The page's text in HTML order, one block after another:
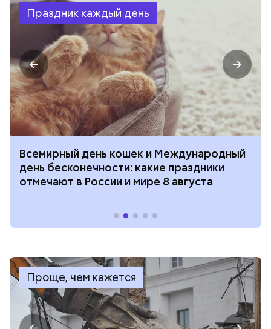
Праздник каждый день
Всемирный день кошек и Международный
день бесконечности: какие праздники
отмечают в России и мире 8 августа
Проще, чем кажется